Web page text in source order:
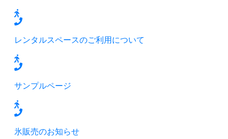
レンタルスペースのご利用について
サンプルページ
氷販売のお知らせ